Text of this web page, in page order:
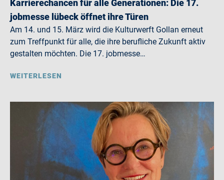
Karrierechancen für alle Generationen: Die 17.
jobmesse lübeck öffnet ihre Türen
Am 14. und 15. März wird die Kulturwerft Gollan erneut
zum Treffpunkt für alle, die ihre berufliche Zukunft aktiv
gestalten möchten. Die 17. jobmesse…
WEITERLESEN